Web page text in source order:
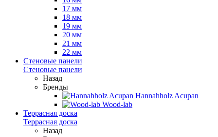
17 мм
18 мм
19 мм
20 мм
21 мм
22 мм
Стеновые панели
Стеновые панели
Назад
Бренды
Hannahholz Acupan
Wood-lab
Террасная доска
Террасная доска
Назад